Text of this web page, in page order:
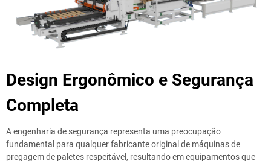
Design Ergonômico e Segurança
Completa
A engenharia de segurança representa uma preocupação
fundamental para qualquer fabricante original de máquinas de
pregagem de paletes respeitável, resultando em equipamentos que